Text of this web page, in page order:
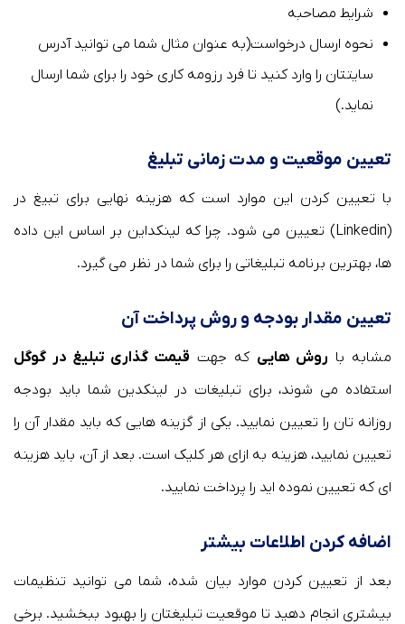
شرایط مصاحبه
نحوه ارسال درخواست(به عنوان مثال شما می توانید آدرس
سایتتان را وارد کنید تا فرد رزومه کاری خود را برای شما ارسال
نماید.)
تعیین موقعیت و مدت زمانی تبلیغ
با تعیین کردن این موارد است که هزینه نهایی برای تبیغ در
(Linkedin) تعیین می شود. چرا که لینکداین بر اساس این داده
ها، بهترین برنامه تبلیغاتی را برای شما در نظر می گیرد.
تعیین مقدار بودجه و روش پرداخت آن
مشابه با روش هایی که جهت قیمت گذاری تبلیغ در گوگل
استفاده می شوند، برای تبلیغات در لینکدین شما باید بودجه
روزانه تان را تعیین نمایید. یکی از گزینه هایی که باید مقدار آن را
تعیین نمایید، هزینه به ازای هر کلیک است. بعد از آن، باید هزینه
ای که تعیین نموده اید را پرداخت نمایید.
اضافه کردن اطلاعات بیشتر
بعد از تعیین کردن موارد بیان شده، شما می توانید تنظیمات
بیشتری انجام دهید تا موقعیت تبلیغتان را بهبود ببخشید. برخی